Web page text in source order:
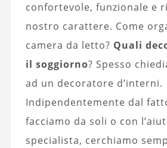
confortevole, funzionale e
nostro carattere. Come
camera da letto? Quali
il soggiorno? Spesso
ad un decoratore d’interni.
Indipendentemente dal
facciamo da soli o con
specialista, cerchiamo